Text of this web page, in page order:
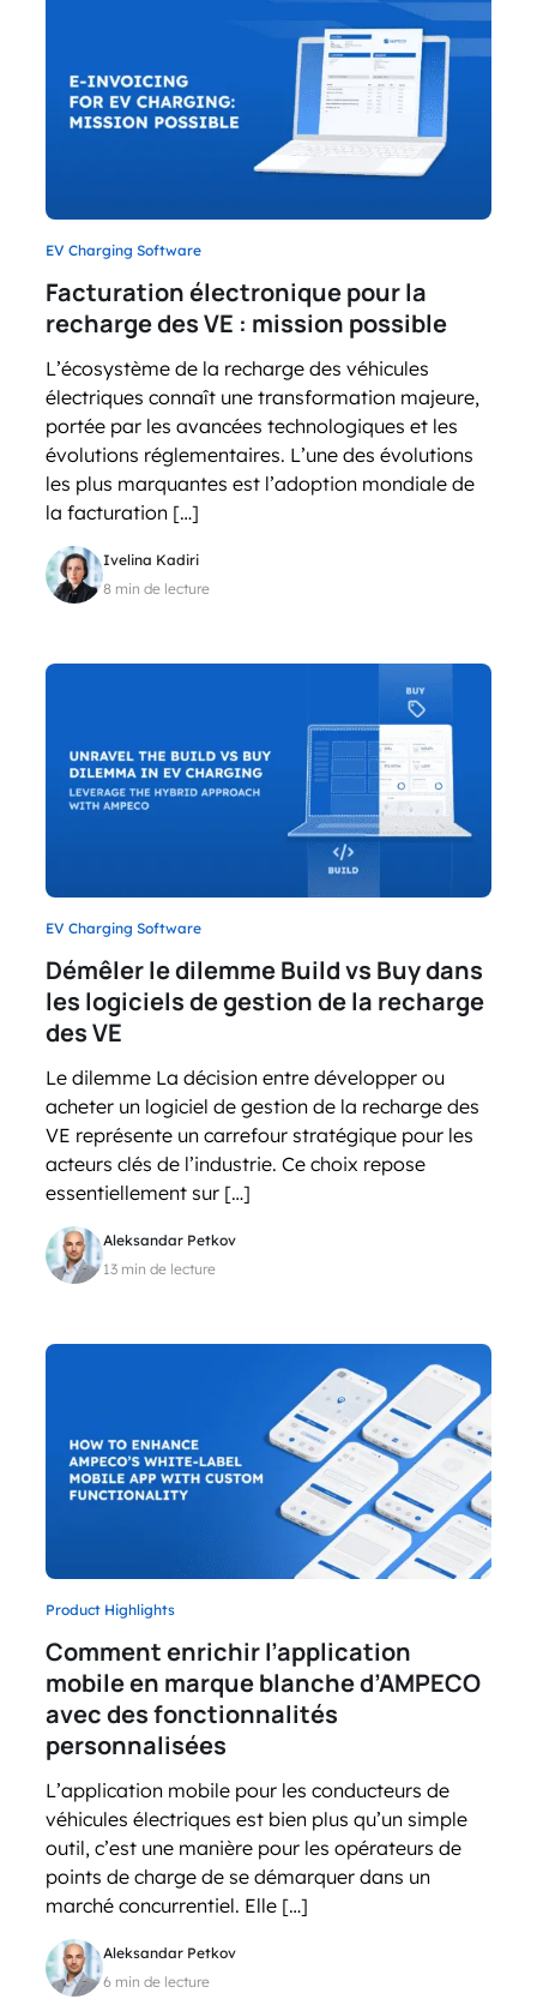
EV Charging Software
Facturation électronique pour la
recharge des VE : mission possible
L’écosystème de la recharge des véhicules
électriques connaît une transformation majeure,
portée par les avancées technologiques et les
évolutions réglementaires. L’une des évolutions
les plus marquantes est l’adoption mondiale de
la facturation […]
Ivelina Kadiri
8 min de lecture
EV Charging Software
Démêler le dilemme Build vs Buy dans
les logiciels de gestion de la recharge
des VE
Le dilemme La décision entre développer ou
acheter un logiciel de gestion de la recharge des
VE représente un carrefour stratégique pour les
acteurs clés de l’industrie. Ce choix repose
essentiellement sur […]
Aleksandar Petkov
13 min de lecture
Product Highlights
Comment enrichir l’application
mobile en marque blanche d’AMPECO
avec des fonctionnalités
personnalisées
L’application mobile pour les conducteurs de
véhicules électriques est bien plus qu’un simple
outil, c’est une manière pour les opérateurs de
points de charge de se démarquer dans un
marché concurrentiel. Elle […]
Aleksandar Petkov
6 min de lecture